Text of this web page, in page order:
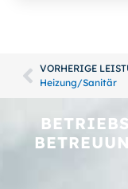
VORHERIGE
Heizung/Sanitär